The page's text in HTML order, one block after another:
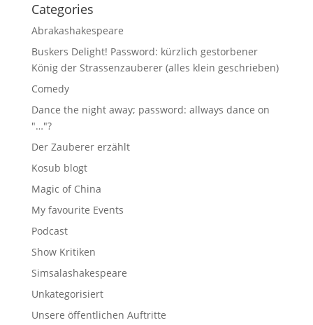
Categories
Abrakashakespeare
Buskers Delight! Password: kürzlich gestorbener
König der Strassenzauberer (alles klein geschrieben)
Comedy
Dance the night away; password: allways dance on
"…"?
Der Zauberer erzählt
Kosub blogt
Magic of China
My favourite Events
Podcast
Show Kritiken
Simsalashakespeare
Unkategorisiert
Unsere öffentlichen Auftritte